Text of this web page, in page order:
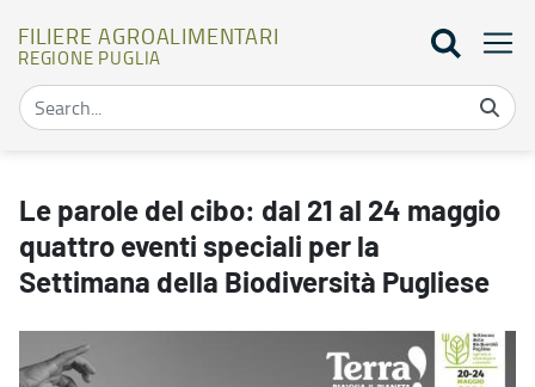
FILIERE AGROALIMENTARI
REGIONE PUGLIA
Le parole del cibo: dal 21 al 24 maggio
quattro eventi speciali per la
Settimana della Biodiversità Pugliese